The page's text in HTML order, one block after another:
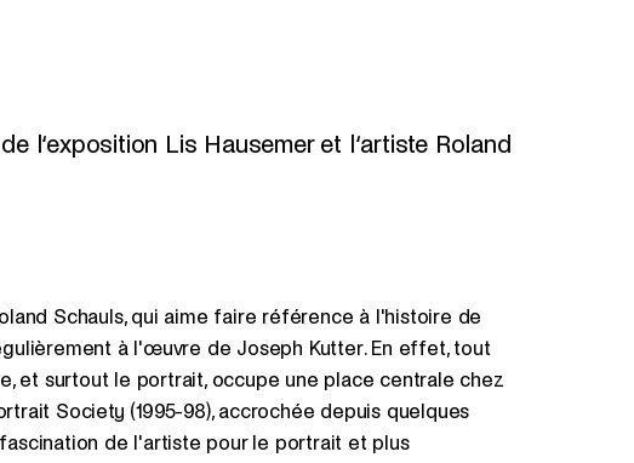
l‘exposition Lis Hausemer et l‘artiste Roland
Schauls, qui aime faire référence à l'histoire de
à l'œuvre de Joseph Kutter. En effet, tout
et surtout le portrait, occupe une place centrale chez
Society (1995-98), accrochée depuis quelques
de l'artiste pour le portrait et plus